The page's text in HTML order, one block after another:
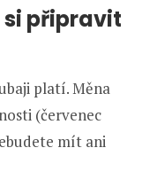
si připravit
platí. Měna
(červenec
mít ani